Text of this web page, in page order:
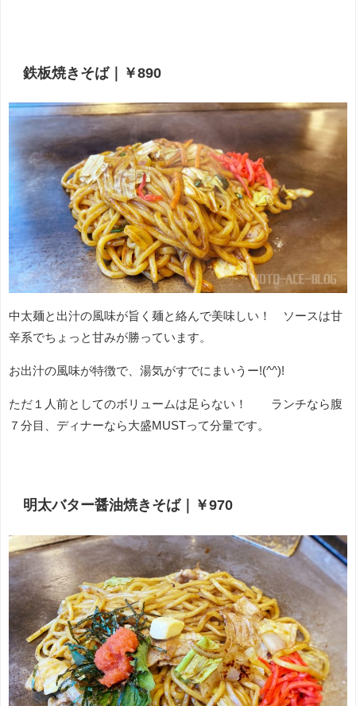
鉄板焼きそば｜￥890
中太麺と出汁の風味が旨く麺と絡んで美味しい！ ソースは甘
辛系でちょっと甘みが勝っています。
お出汁の風味が特徴で、湯気がすでにまいうー!(^^)!
ただ１人前としてのボリュームは足らない！ ランチなら腹
７分目、ディナーなら大盛MUSTって分量です。
明太バター醤油焼きそば｜￥970